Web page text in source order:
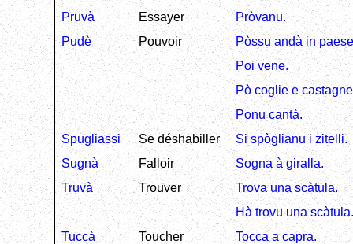
Pruvà
Essayer
Pròvanu.
Pudè
Pouvoir
Pòssu andà in
Poi vene.
Pò coglie e
Ponu cantà.
Spugliassi
Se déshabiller
Si spòglianu i zitelli.
Sugnà
Falloir
Sogna à giralla.
Truvà
Trouver
Trova una scàtula.
Hà trovu una scàtula.
Tuccà
Toucher
Tocca a capra.